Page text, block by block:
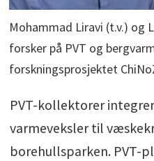
Mohammad Liravi (t.v.) og
forsker på PVT og
forskningsprosjektet
PVT-kollektorer
varmeveksler til
borehullsparken. PVT-